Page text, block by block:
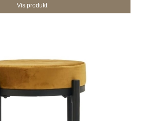
Vis produkt